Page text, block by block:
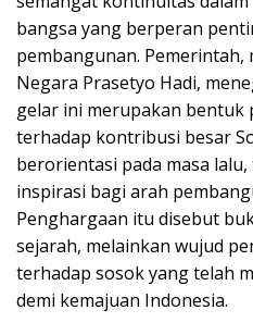
bangsa yang berperan
pembangunan.
Negara Prasetyo Hadi,
gelar ini merupakan bentuk
terhadap kontribusi besar
berorientasi pada masa
inspirasi bagi arah
Penghargaan itu disebut
sejarah, melainkan wujud
terhadap sosok yang telah
demi kemajuan Indonesia.